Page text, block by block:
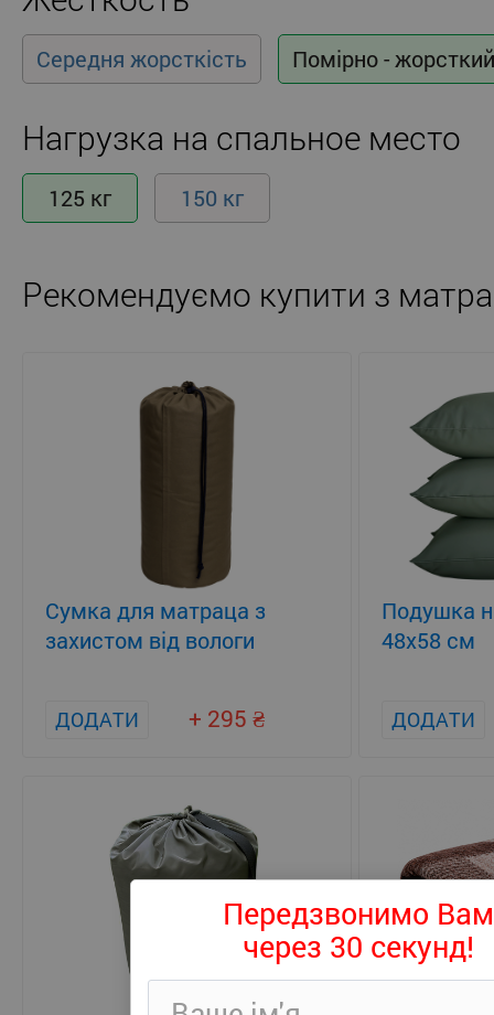
Середня жорсткість Помірно - жорсткий
Нагрузка на спальное место
125 кг 150 кг
Рекомендуємо купити з
Сумка для матраца з
захистом від вологи
ДОДАТИ + 295
Подушка
48x58 см
ДОДАТИ
Передзвонимо Вам
через 30 секунд!